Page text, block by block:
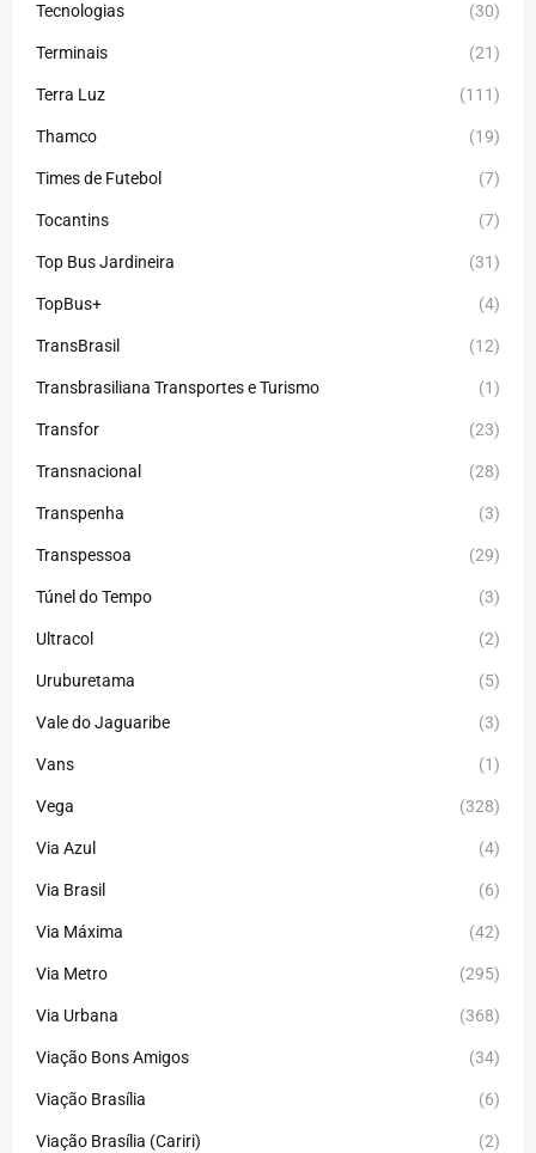
Tecnologias (30)
Terminais (21)
Terra Luz (111)
Thamco (19)
Times de Futebol (7)
Tocantins (7)
Top Bus Jardineira (31)
TopBus+ (4)
TransBrasil (12)
Transbrasiliana Transportes e Turismo (1)
Transfor (23)
Transnacional (28)
Transpenha (3)
Transpessoa (29)
Túnel do Tempo (3)
Ultracol (2)
Uruburetama (5)
Vale do Jaguaribe (3)
Vans (1)
Vega (328)
Via Azul (4)
Via Brasil (6)
Via Máxima (42)
Via Metro (295)
Via Urbana (368)
Viação Bons Amigos (34)
Viação Brasília (6)
Viação Brasília (Cariri) (2)